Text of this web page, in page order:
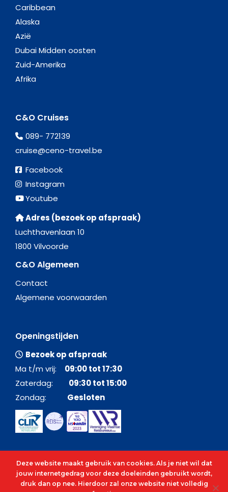
Caribbean
Alaska
Azië
Dubai Midden oosten
Zuid-Amerika
Afrika
C&O Cruises
089- 772139
cruise@ceno-travel.be
Facebook
Instagram
Youtube
Adres (bezoek op afspraak)
Luchthavenlaan 10
1800 Vilvoorde
C&O Algemeen
Contact
Algemene voorwaarden
Openingstijden
Bezoek op afspraak
Ma t/m vrij: 09:00 tot 17:30
Zaterdag: 09:30 tot 15:00
Zondag: Gesloten
Deze website maakt gebruik van cookies. Als je niet wil dat
jouw internetgedrag voor deze doeleinden gebruikt wordt,
druk dan op nee. Hierdoor zal onze website niet volledig